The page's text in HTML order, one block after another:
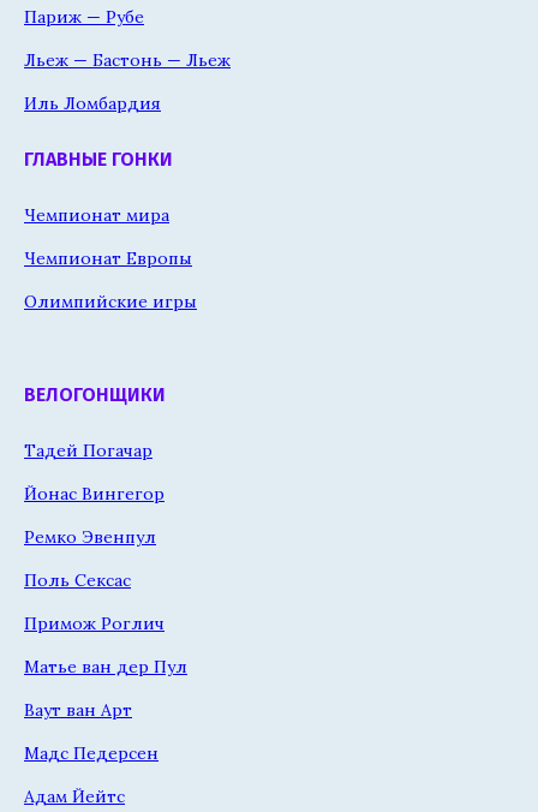
Париж — Рубе
Льеж — Бастонь — Льеж
Иль Ломбардия
ГЛАВНЫЕ ГОНКИ
Чемпионат мира
Чемпионат Европы
Олимпийские игры
ВЕЛОГОНЩИКИ
Тадей Погачар
Йонас Вингегор
Ремко Эвенпул
Поль Сексас
Примож Роглич
Матье ван дер Пул
Ваут ван Арт
Мадс Педерсен
Адам Йейтс